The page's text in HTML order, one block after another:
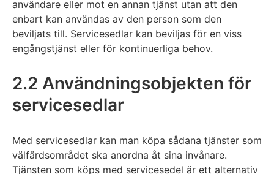
användare eller mot en annan tjänst utan att den
enbart kan användas av den person som den
beviljats till. Servicesedlar kan beviljas för en viss
engångstjänst eller för kontinuerliga behov.
2.2 Användningsobjekten för
servicesedlar
Med servicesedlar kan man köpa sådana tjänster som
välfärdsområdet ska anordna åt sina invånare.
Tjänsten som köps med servicesedel är ett alternativ